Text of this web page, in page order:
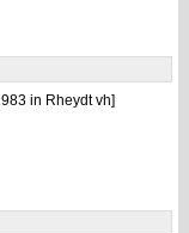
in Rheydt vh]